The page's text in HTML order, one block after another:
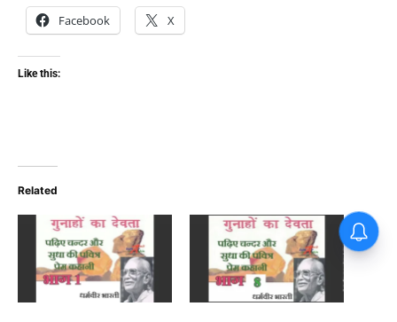
Facebook X
Like this:
Related